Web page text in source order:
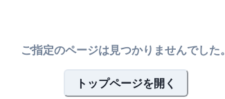
ご指定のページは見つかりませんでした。
トップページを開く